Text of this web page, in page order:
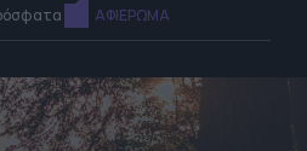
ΑΦΙΕΡΩΜΑ